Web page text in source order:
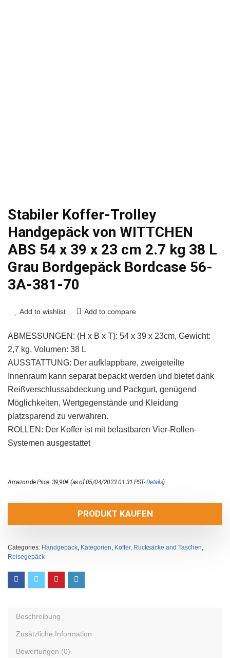
Stabiler Koffer-Trolley
Handgepäck von WITTCHEN
ABS 54 x 39 x 23 cm 2.7 kg 38 L
Grau Bordgepäck Bordcase 56-
3A-381-70
Add to wishlist Add to compare
ABMESSUNGEN: (H x B x T): 54 x 39 x 23cm, Gewicht:
2,7 kg, Volumen: 38 L
AUSSTATTUNG: Der aufklappbare, zweigeteilte
Innenraum kann separat bepackt werden und bietet dank
Reißverschlussabdeckung und Packgurt, genügend
Möglichkeiten, Wertgegenstände und Kleidung
platzsparend zu verwahren.
ROLLEN: Der Koffer ist mit belastbaren Vier-Rollen-
Systemen ausgestattet
Amazon.de Price:39,90€(as of 05/04/2023 01:31 PST-Details)
PRODUKT KAUFEN
Categories: Handgepäck, Kategorien, Koffer, Rucksäcke and Taschen,
Reisegepäck
Beschreibung
Zusätzliche Information
Bewertungen (0)